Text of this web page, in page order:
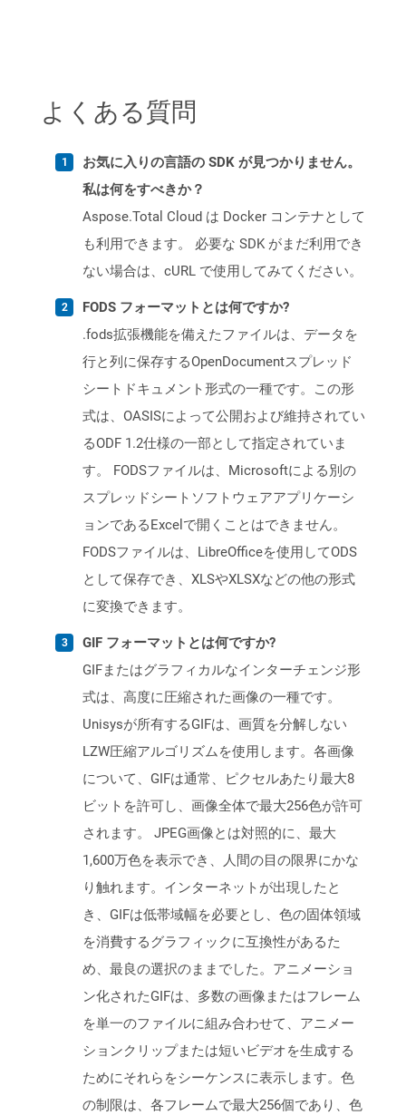
よくある質問
お気に入りの言語の SDK が見つかりません。
私は何をすべきか？
Aspose.Total Cloud は Docker コンテナとして
も利用できます。 必要な SDK がまだ利用でき
ない場合は、cURL で使用してみてください。
FODS フォーマットとは何ですか?
.fods拡張機能を備えたファイルは、データを
行と列に保存するOpenDocumentスプレッド
シートドキュメント形式の一種です。この形
式は、OASISによって公開および維持されてい
るODF 1.2仕様の一部として指定されていま
す。 FODSファイルは、Microsoftによる別の
スプレッドシートソフトウェアアプリケーシ
ョンであるExcelで開くことはできません。
FODSファイルは、LibreOfficeを使用してODS
として保存でき、XLSやXLSXなどの他の形式
に変換できます。
GIF フォーマットとは何ですか?
GIFまたはグラフィカルなインターチェンジ形
式は、高度に圧縮された画像の一種です。
Unisysが所有するGIFは、画質を分解しない
LZW圧縮アルゴリズムを使用します。各画像
について、GIFは通常、ピクセルあたり最大8
ビットを許可し、画像全体で最大256色が許可
されます。 JPEG画像とは対照的に、最大
1,600万色を表示でき、人間の目の限界にかな
り触れます。インターネットが出現したと
き、GIFは低帯域幅を必要とし、色の固体領域
を消費するグラフィックに互換性があるた
め、最良の選択のままでした。アニメーショ
ン化されたGIFは、多数の画像またはフレーム
を単一のファイルに組み合わせて、アニメー
ションクリップまたは短いビデオを生成する
ためにそれらをシーケンスに表示します。色
の制限は、各フレームで最大256個であり、色